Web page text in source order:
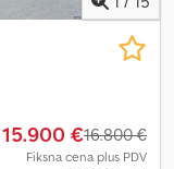
15.900 €16.800 €
Fiksna cena plus PDV